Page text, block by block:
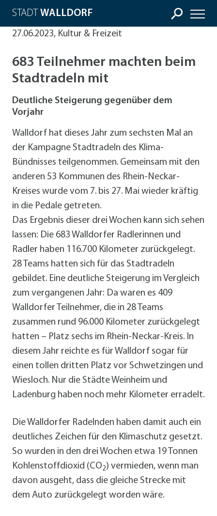
STADT WALLDORF
27.06.2023, Kultur & Freizeit
683 Teilnehmer machten beim
Stadtradeln mit
Deutliche Steigerung gegenüber dem
Vorjahr
Walldorf hat dieses Jahr zum sechsten Mal an
der Kampagne Stadtradeln des Klima-
Bündnisses teilgenommen. Gemeinsam mit den
anderen 53 Kommunen des Rhein-Neckar-
Kreises wurde vom 7. bis 27. Mai wieder kräftig
in die Pedale getreten.
Das Ergebnis dieser drei Wochen kann sich sehen
lassen: Die 683 Walldorfer Radlerinnen und
Radler haben 116.700 Kilometer zurückgelegt.
28 Teams hatten sich für das Stadtradeln
gebildet. Eine deutliche Steigerung im Vergleich
zum vergangenen Jahr: Da waren es 409
Walldorfer Teilnehmer, die in 28 Teams
zusammen rund 96.000 Kilometer zurückgelegt
hatten – Platz sechs im Rhein-Neckar-Kreis. In
diesem Jahr reichte es für Walldorf sogar für
einen tollen dritten Platz vor Schwetzingen und
Wiesloch. Nur die Städte Weinheim und
Ladenburg haben noch mehr Kilometer erradelt.
Die Walldorfer Radelnden haben damit auch ein
deutliches Zeichen für den Klimaschutz gesetzt.
So wurden in den drei Wochen etwa 19 Tonnen
Kohlenstoffdioxid (CO2) vermieden, wenn man
davon ausgeht, dass die gleiche Strecke mit
dem Auto zurückgelegt worden wäre.